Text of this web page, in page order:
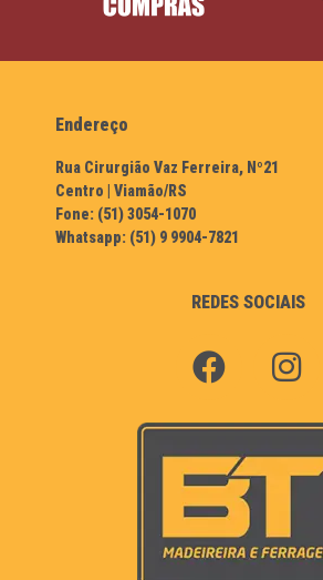
Endereço
Rua Cirurgião Vaz Ferreira, Nº21
Centro | Viamão/RS
Fone: (51) 3054-1070
Whatsapp: (51) 9 9904-7821
REDES SOCIAIS